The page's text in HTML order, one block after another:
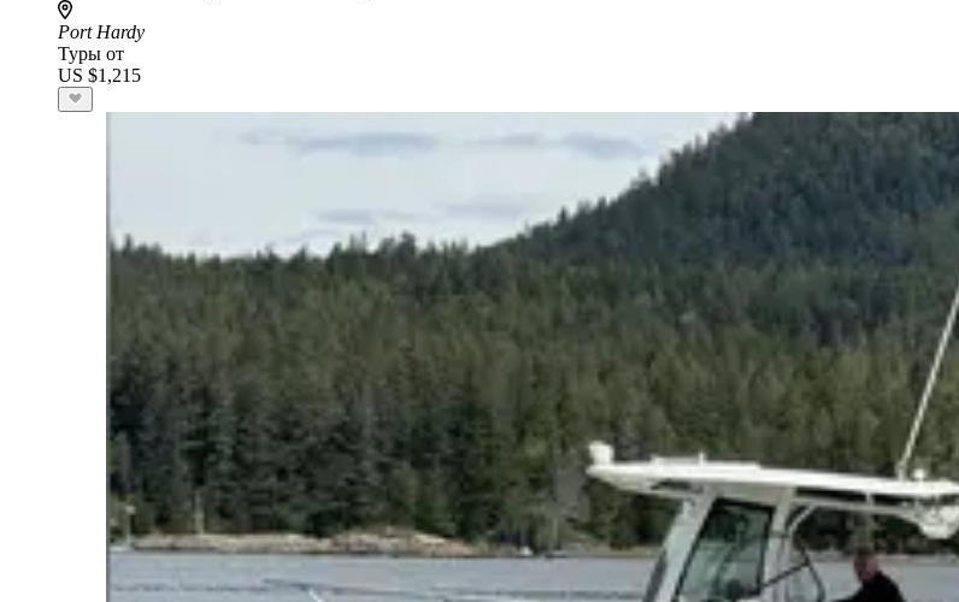
Port Hardy
Туры от
US $1,215